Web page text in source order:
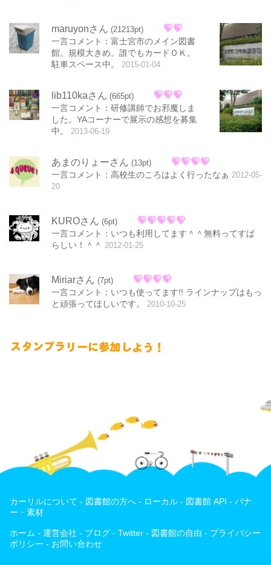
maruyonさん (21213pt)
一言コメント：富士宮市のメイン図書
館。規模大きめ。誰でもカードＯＫ。
駐車スペース中。
2015-01-04
lib110kaさん (665pt)
一言コメント：研修講師でお邪魔しま
した。YAコーナーで展示の感想を募集
中。
2013-06-19
あまのりょーさん (13pt)
一言コメント：高校生のころはよく行ったなぁ 2012-05-
20
KUROさん (6pt)
一言コメント：いつも利用してます＾＾無料ってすば
らしい！＾＾ 2012-01-25
Miriarさん (7pt)
一言コメント：いつも使ってます!! ラインナップはもっ
と頑張ってほしいです。
2010-10-25
カーリルについて - 図書館の方へ - ローカル - 図書館 API - バナ
ー・素材
ホーム - 運営会社 - ブログ - Twitter - 図書館の自由 - プライバシー
ポリシー - お問い合わせ